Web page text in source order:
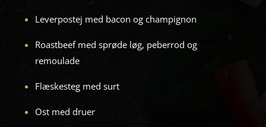
Leverpostej med bacon og champignon
Roastbeef med sprøde løg, peberrod og
remoulade
Flæskesteg med surt
Ost med druer